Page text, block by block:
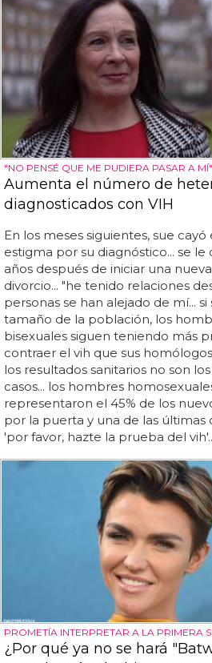
"NO PENSÉ QUE ME PUDIERA PASAR A MÍ"
Aumenta el número de
diagnosticados con VIH
En los meses siguientes, sue
estigma por su diagnóstico... se le
años después de iniciar una
divorcio... "he tenido relaciones
personas se han alejado de mí...
tamaño de la población, los
bisexuales siguen teniendo más
contraer el vih que sus
los resultados sanitarios no son
casos... los hombres
representaron el 45% de los
por la puerta y una de las últimas
'por favor, hazte la prueba del
PROMETÍA INTERPRETAR A LA PRIMERA
¿Por qué ya no se hará